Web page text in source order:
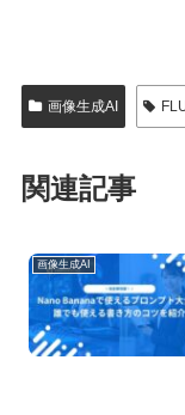
画像生成AI
関連記事
画像生成AI